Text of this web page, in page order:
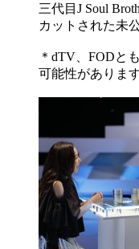
三代目J Soul
カットされた未
＊dTV、FODと
可能性がありま